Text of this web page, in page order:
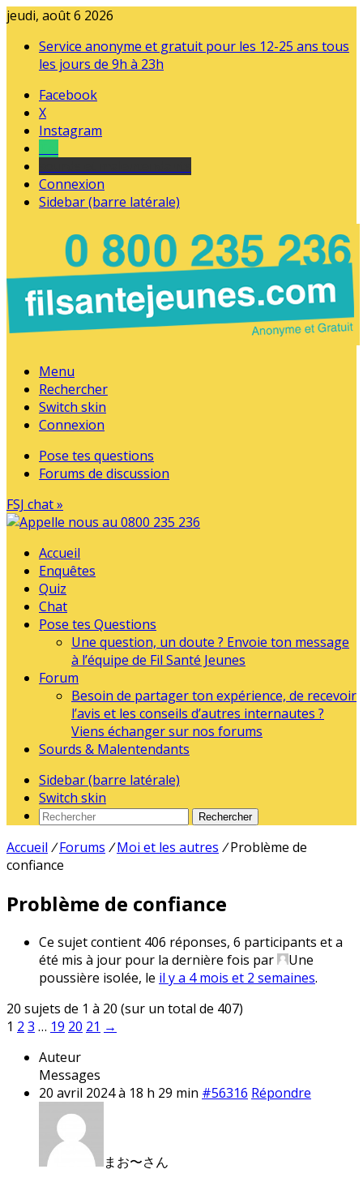
jeudi, août 6 2026
Service anonyme et gratuit pour les 12-25 ans tous
les jours de 9h à 23h
Facebook
X
Instagram
Connexion
Sidebar (barre latérale)
Menu
Rechercher
Switch skin
Connexion
Pose tes questions
Forums de discussion
FSJ chat »
Accueil
Enquêtes
Quiz
Chat
Pose tes Questions
Une question, un doute ? Envoie ton message
à l’équipe de Fil Santé Jeunes
Forum
Besoin de partager ton expérience, de recevoir
l’avis et les conseils d’autres internautes ?
Viens échanger sur nos forums
Sourds & Malentendants
Sidebar (barre latérale)
Switch skin
Rechercher
Accueil / Forums / Moi et les autres / Problème de
confiance
Problème de confiance
Ce sujet contient 406 réponses, 6 participants et a
été mis à jour pour la dernière fois par
Une
poussière isolée, le il y a 4 mois et 2 semaines.
20 sujets de 1 à 20 (sur un total de 407)
1 2 3 … 19 20 21 →
Auteur
Messages
20 avril 2024 à 18 h 29 min #56316 Répondre
まお〜さん